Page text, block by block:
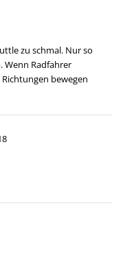
zu schmal. Nur so
Wenn Radfahrer
bewegen